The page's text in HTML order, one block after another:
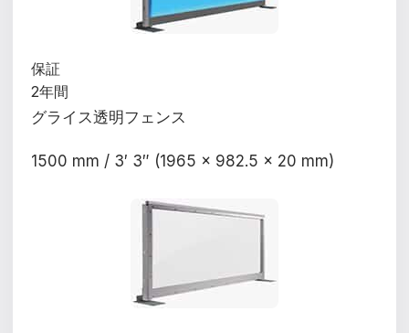
保証
2年間
グライス透明フェンス
1500 mm / 3′ 3″ (1965 x 982.5 x 20 mm)